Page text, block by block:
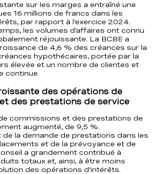
sur les marges a entraîné une
16 millions de francs dans les
par rapport à l’exercice 2024.
les volumes d’affaires ont connu
réjouissante. La BCBE a
de 4,6 % des créances sur la
hypothécaires, portée par la
élevée et un nombre de clientes et
continue.
des opérations de
des prestations de service
commissions et des prestations de
augmenté, de 9,5 %.
de la demande de prestations dans les
et de la prévoyance et de
a grandement contribué à
totaux et, ainsi, à être moins
des opérations d’intérêts.